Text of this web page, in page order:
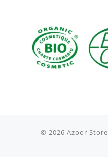
© 2026 Azoor Store